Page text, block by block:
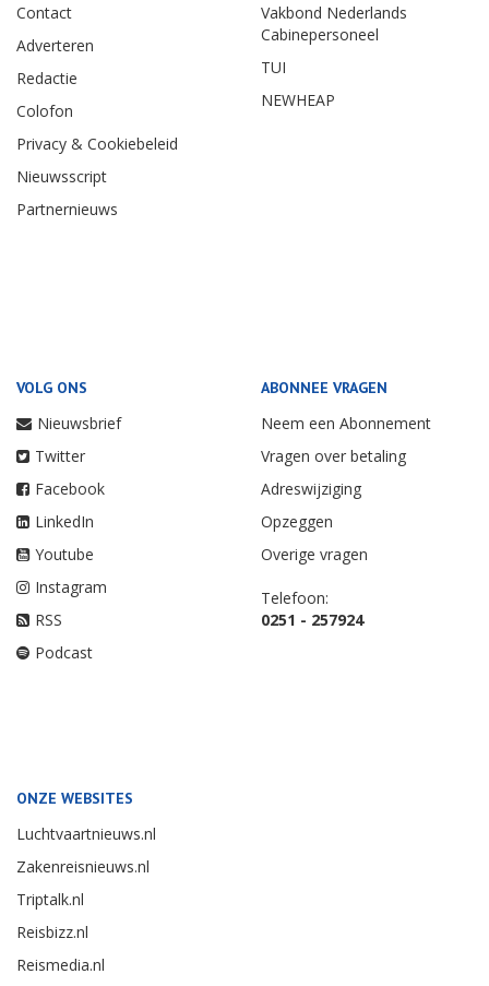
Contact
Adverteren
Redactie
Colofon
Privacy & Cookiebeleid
Nieuwsscript
Partnernieuws
Vakbond Nederlands
Cabinepersoneel
TUI
NEWHEAP
VOLG ONS
Nieuwsbrief
Twitter
Facebook
LinkedIn
Youtube
Instagram
RSS
Podcast
ABONNEE VRAGEN
Neem een Abonnement
Vragen over betaling
Adreswijziging
Opzeggen
Overige vragen
Telefoon:
0251 - 257924
ONZE WEBSITES
Luchtvaartnieuws.nl
Zakenreisnieuws.nl
Triptalk.nl
Reisbizz.nl
Reismedia.nl